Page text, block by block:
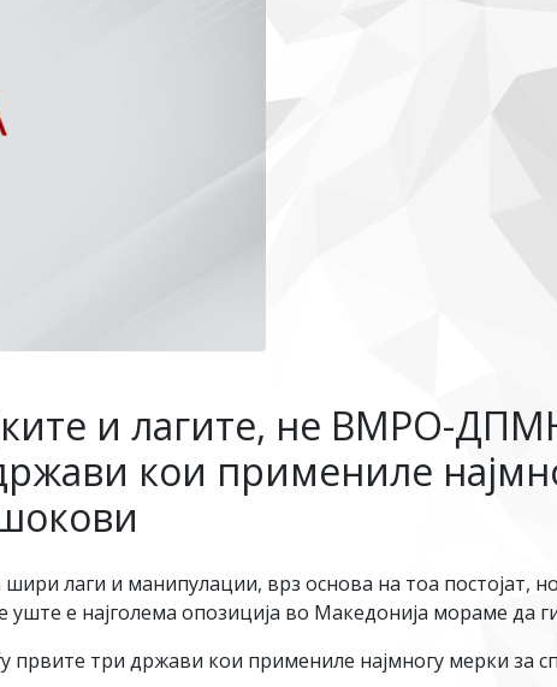
и лагите, не ВМРО-
кои примениле
лаги и манипулации, врз основа на тоа постојат,
уште е најголема опозиција во Македонија мораме да
три држави кои примениле најмногу мерки за